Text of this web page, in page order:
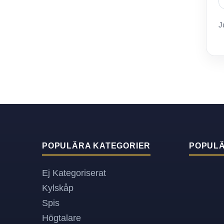
POPULÄRA KATEGORIER
Ej Kategoriserat
Kylskåp
Spis
Högtalare